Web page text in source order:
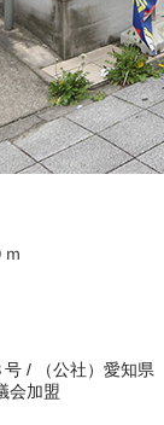
号 /
（公社）愛知県
会加盟